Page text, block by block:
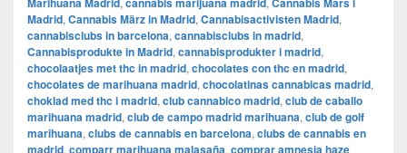
Madrid, Cannabis März in Madrid, Cannabisactivisten Madrid,
cannabisclubs in barcelona, cannabisclubs in madrid,
Cannabisprodukte in Madrid, cannabisprodukter i madrid,
chocolaatjes met thc in madrid, chocolates con thc en madrid,
chocolates de marihuana madrid, chocolatinas cannabicas madrid,
choklad med thc i madrid, club cannabico madrid, club de caballo
marihuana madrid, club de campo madrid marihuana, club de golf
marihuana, clubs de cannabis en barcelona, clubs de cannabis en
madrid, comparr marihuana malasaña, comprar amnesia haze